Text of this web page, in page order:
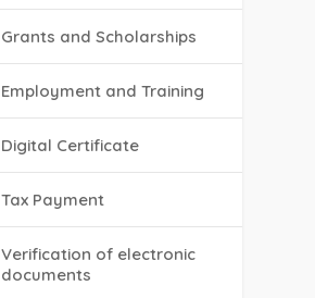
Grants and Scholarships
Employment and Training
Digital Certificate
Tax Payment
Verification of electronic
documents